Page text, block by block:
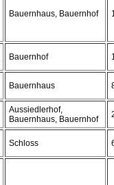
Bauernhaus, Bauernhof
Bauernhof
Bauernhaus
Aussiedlerhof,
Bauernhaus, Bauernhof
Schloss